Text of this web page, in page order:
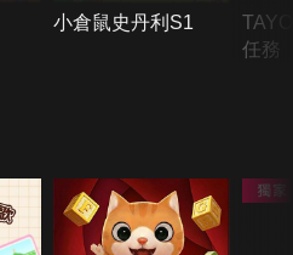
小倉鼠史丹利S1
任務